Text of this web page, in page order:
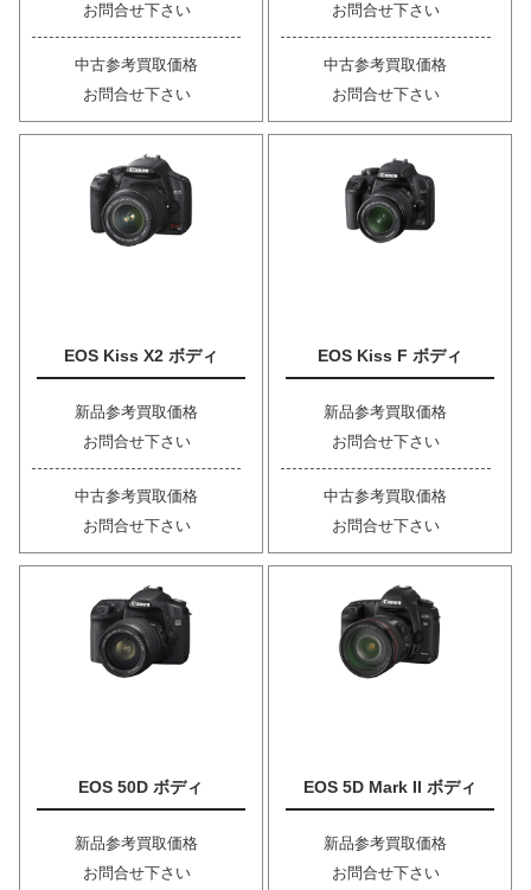
お問合せ下さい
中古参考買取価格
お問合せ下さい
お問合せ下さい
中古参考買取価格
お問合せ下さい
EOS Kiss X2 ボディ
新品参考買取価格
お問合せ下さい
中古参考買取価格
お問合せ下さい
EOS Kiss F ボディ
新品参考買取価格
お問合せ下さい
中古参考買取価格
お問合せ下さい
EOS 50D ボディ
新品参考買取価格
お問合せ下さい
EOS 5D Mark II ボディ
新品参考買取価格
お問合せ下さい